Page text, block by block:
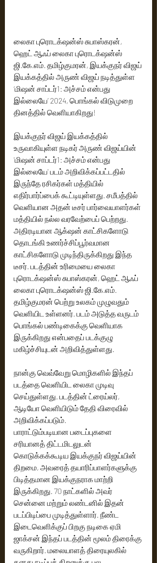
லைகா புரொடக்‌ஷன்ஸ் சுபாஸ்கரன்,
ஹெட் ஆஃப் லைகா புரொடக்‌ஷன்ஸ்
ஜி.கே.எம். தமிழ்குமரன், இயக்குநர் விஜய்
இயக்கத்தில் அருண் விஜய் நடித்துள்ள
‘மிஷன் சாப்டர்1: அச்சம் என்பது
இல்லையே’ 2024, பொங்கல் விடுமுறை
தினத்தில் வெளியாகிறது!
இயக்குநர் விஜய் இயக்கத்தில்
உருவாகியுள்ள நடிகர் அருண் விஜய்யின்
'மிஷன் சாப்டர்1: அச்சம் என்பது
இல்லையே' படம் அறிவிக்கப்பட்டதில்
இருந்தே ரசிகர்கள் மத்தியில்
எதிர்பார்ப்பைக் கூட்டியுள்ளது. சமீபத்தில்
வெளியான அதன் டீசர் பார்வையாளர்கள்
மத்தியில் நல்ல வரவேற்பைப் பெற்றது.
அதிரடியான ஆக்‌ஷன் காட்சிகளோடு
தொடங்கி உணர்ச்சிப்பூர்வமான
காட்சிகளோடு முடிந்திருக்கிறது இந்த
டீசர். படத்தின் உரிமையை லைகா
புரொடக்‌ஷன்ஸ் சுபாஸ்கரன், ஹெட் ஆஃப்
லைகா புரொடக்‌ஷன்ஸ் ஜி.கே.எம்.
தமிழ்குமரன் பெற்று உலகம் முழுவதும்
வெளியிட உள்ளனர். படம் அடுத்த வருடம்
பொங்கல் பண்டிகைக்கு வெளியாக
இருக்கிறது என்பதைப் படக்குழு
மகிழ்ச்சியுடன் அறிவித்துள்ளது.
நான்கு வெவ்வேறு மொழிகளில் இந்தப்
படத்தை வெளியிட லைகா முடிவு
செய்துள்ளது. படத்தின் ட்ரைய்லர்,
ஆடியோ வெளியிடும் தேதி விரைவில்
அறிவிக்கப்படும்.
பாராட்டும்படியான படைப்புகளை
சரியானத் திட்டமிடலுடன்
கொடுக்கக்கூடிய இயக்குநர் விஜய்யின்
திறமை, அவரைத் தயாரிப்பாளர்களுக்கு
பிடித்தமான இயக்குநராக மாற்றி
இருக்கிறது. 70 நாட்களில் அவர்
சென்னை மற்றும் லண்டனில் இதன்
படப்பிடிப்பை முடித்துள்ளார். நீண்ட
இடைவெளிக்குப் பிறகு நடிகை ஏமி
ஜாக்சன் இந்தப் படத்தின் மூலம் திரைக்கு
வருகிறார். மலையாளத் திரையுலகில்